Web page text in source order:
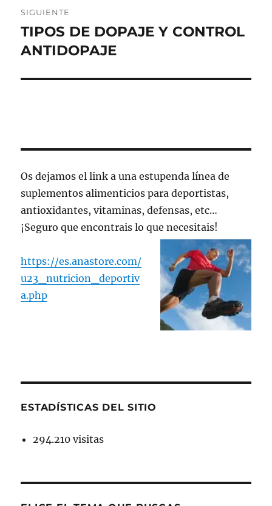
SIGUIENTE
Entrada
siguiente:
TIPOS DE DOPAJE Y CONTROL
ANTIDOPAJE
Os dejamos el link a una estupenda línea de
suplementos alimenticios para deportistas,
antioxidantes, vitaminas, defensas, etc…
¡Seguro que encontrais lo que necesitais!
https://es.anastore.com/
u23_nutricion_deportiv
a.php
ESTADÍSTICAS DEL SITIO
294.210 visitas